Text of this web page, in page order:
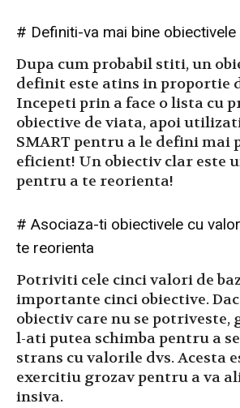
# Definiti-va mai bine obiectivele
Dupa cum probabil stiti, un
definit este atins in proportie
Incepeti prin a face o lista cu
obiective de viata, apoi
SMART pentru a le defini mai
eficient! Un obiectiv clar este
pentru a te reorienta!
# Asociaza-ti obiectivele cu
te reorienta
Potriviti cele cinci valori de
importante cinci obiective.
obiectiv care nu se potriveste,
l-ati putea schimba pentru a
strans cu valorile dvs. Acesta
exercitiu grozav pentru a va
insiva.